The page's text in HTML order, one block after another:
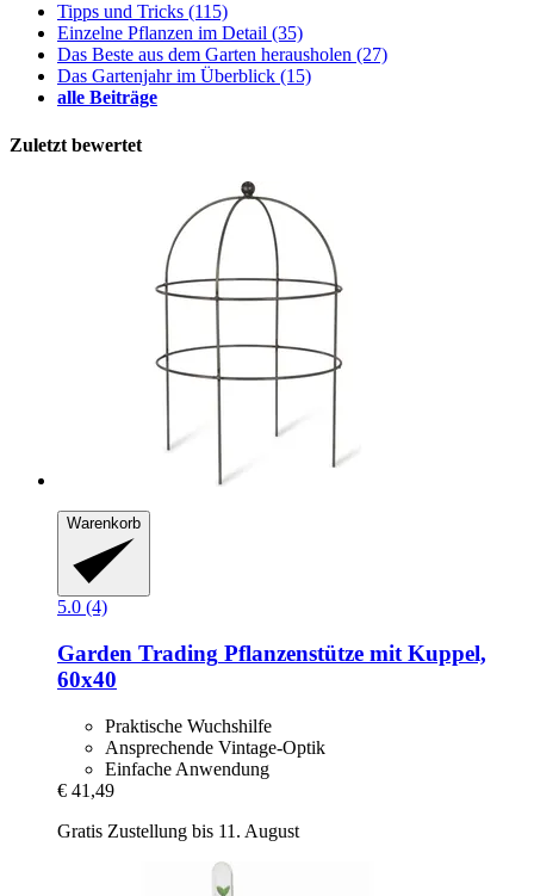
Tipps und Tricks (115)
Einzelne Pflanzen im Detail (35)
Das Beste aus dem Garten herausholen (27)
Das Gartenjahr im Überblick (15)
alle Beiträge
Zuletzt bewertet
Warenkorb
5.0 (4)
Garden Trading Pflanzenstütze mit Kuppel,
60x40
Praktische Wuchshilfe
Ansprechende Vintage-Optik
Einfache Anwendung
€ 41,49
Gratis Zustellung bis 11. August